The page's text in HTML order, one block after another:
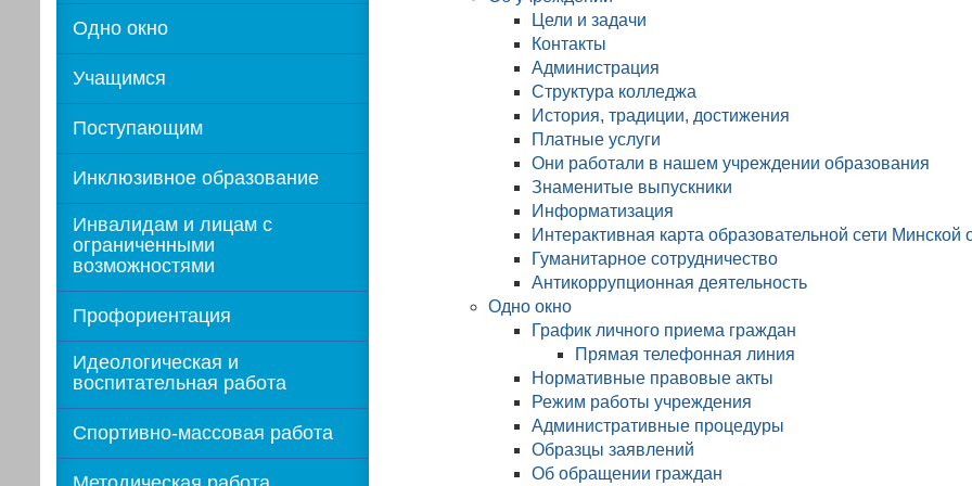
Цели и задачи
Контакты
Администрация
Структура колледжа
История, традиции, достижения
Платные услуги
Они работали в нашем учреждении образования
Знаменитые выпускники
Информатизация
Интерактивная карта образовательной сети Минской
Гуманитарное сотрудничество
Антикоррупционная деятельность
Одно окно
График личного приема граждан
Прямая телефонная линия
Нормативные правовые акты
Режим работы учреждения
Административные процедуры
Образцы заявлений
Об обращении граждан
Одно окно
Учащимся
Поступающим
Инклюзивное образование
Инвалидам и лицам с
ограниченными
возможностями
Профориентация
Идеологическая и
воспитательная работа
Спортивно-массовая работа